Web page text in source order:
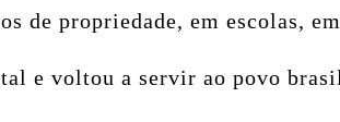
de propriedade, em escolas,
e voltou a servir ao povo